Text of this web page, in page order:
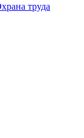
труда